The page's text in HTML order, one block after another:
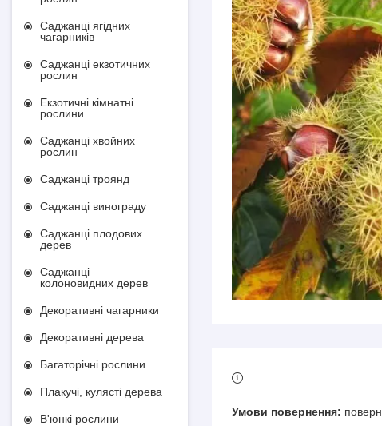
Саджанці ягідних
чагарників
Саджанці екзотичних
рослин
Екзотичні кімнатні
рослини
Саджанці хвойних
рослин
Саджанці троянд
Саджанці винограду
Саджанці плодових
дерев
Саджанці
колоновидних дерев
Декоративні чагарники
Декоративні дерева
Багаторічні рослини
Плакучі, кулясті дерева
В'юнкі рослини